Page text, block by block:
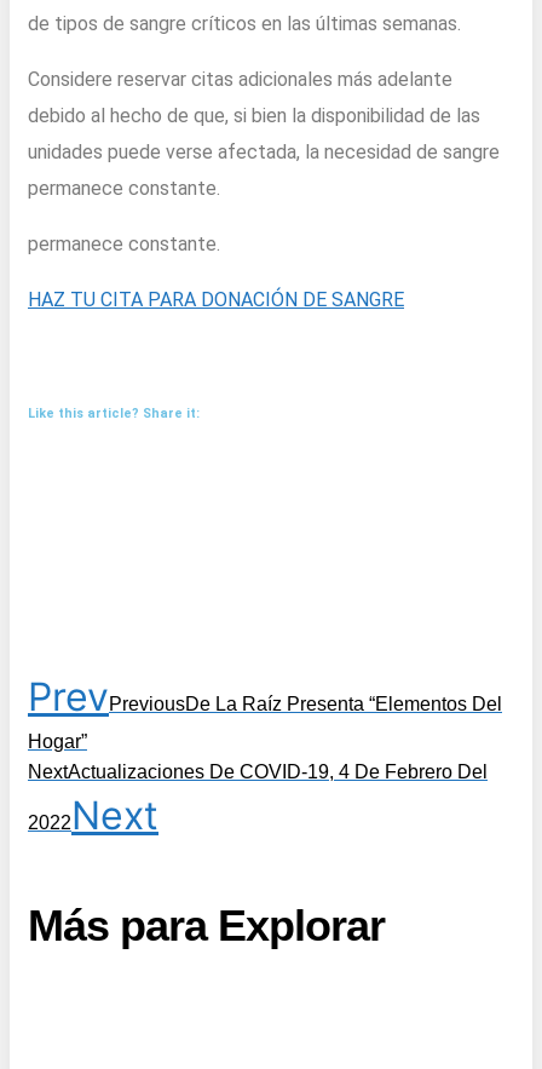
de tipos de sangre críticos en las últimas semanas.
Considere reservar citas adicionales más adelante
debido al hecho de que, si bien la disponibilidad de las
unidades puede verse afectada, la necesidad de sangre
permanece constante.
permanece constante.
HAZ TU CITA PARA DONACIÓN DE SANGRE
Like this article? Share it:
PrevPreviousDe La Raíz Presenta “Elementos Del
Hogar”
NextActualizaciones De COVID-19, 4 De Febrero Del
2022Next
Más para Explorar